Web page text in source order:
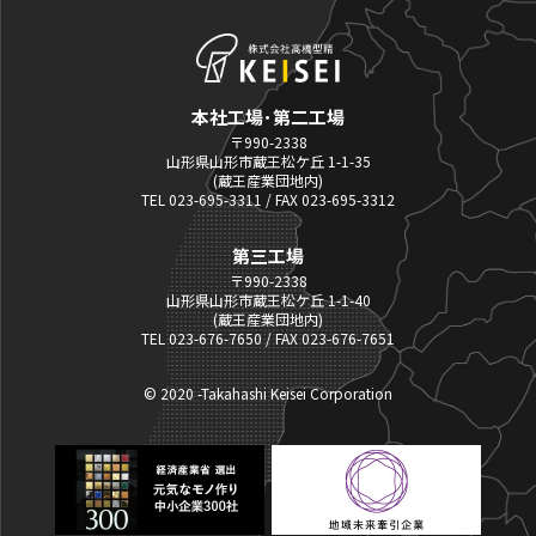
本社工場･第二工場
〒990-2338
山形県山形市蔵王松ケ丘 1-1-35
(蔵王産業団地内)
TEL 023-695-3311 / FAX 023-695-3312
第三工場
〒990-2338
山形県山形市蔵王松ケ丘 1-1-40
(蔵王産業団地内)
TEL 023-676-7650 / FAX 023-676-7651
© 2020 -Takahashi Keisei Corporation